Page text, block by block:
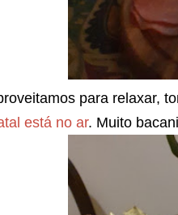
para relaxar,
está no ar. Muito